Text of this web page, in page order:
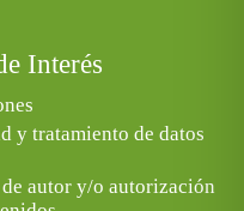
Interés
y tratamiento de datos
autor y/o autorización